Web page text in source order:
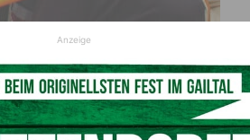
dieWertschacher
es einen Frühschoppen, bei dem
Anzeige